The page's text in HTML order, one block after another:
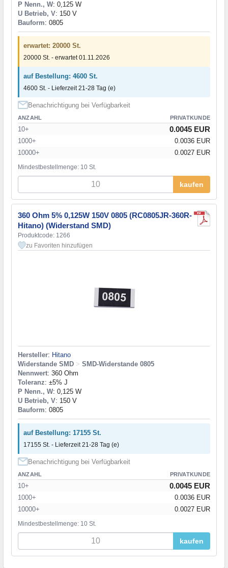
P Nenn., W: 0,125 W
U Betrieb, V: 150 V
Bauform: 0805
erwartet: 20000 St.
20000 St. - erwartet 01.11.2026
auf Bestellung: 4600 St.
4600 St. - Lieferzeit 21-28 Tag (e)
Benachrichtigung bei Verfügbarkeit
ANZAHL PRIVATKUNDE
10+ 0.0045 EUR
1000+
0.0036 EUR
10000+
0.0027 EUR
Mindestbestellmenge: 10 St.
kaufen
360 Ohm 5% 0,125W 150V 0805 (RC0805JR-360R-
Hitano) (Widerstand SMD)
Produktcode: 1266
zu Favoriten hinzufügen
Hersteller: Hitano
Widerstande SMD > SMD-Widerstande 0805
Nennwert: 360 Ohm
Toleranz: ±5% J
P Nenn., W: 0,125 W
U Betrieb, V: 150 V
Bauform: 0805
auf Bestellung: 17155 St.
17155 St. - Lieferzeit 21-28 Tag (e)
Benachrichtigung bei Verfügbarkeit
ANZAHL PRIVATKUNDE
10+ 0.0045 EUR
1000+
0.0036 EUR
10000+
0.0027 EUR
Mindestbestellmenge: 10 St.
kaufen